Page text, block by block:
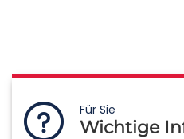
Für Sie
Wichtige